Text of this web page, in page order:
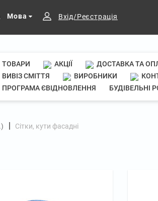
Мова Вхід/Реєстрація
ТОВАРИ АКЦІЇ ДОСТАВКА ТА
ВИВІЗ СМІТТЯ
ВИРОБНИКИ
ПРОГРАМА ЄВІДНОВЛЕННЯ
БУДІВЕЛЬНІ
Сітки, кути фасадні